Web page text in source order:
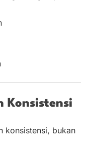
Konsistensi
konsistensi, bukan